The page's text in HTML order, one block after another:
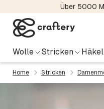
Über 5000
Wolle Stricken
Home Stricken